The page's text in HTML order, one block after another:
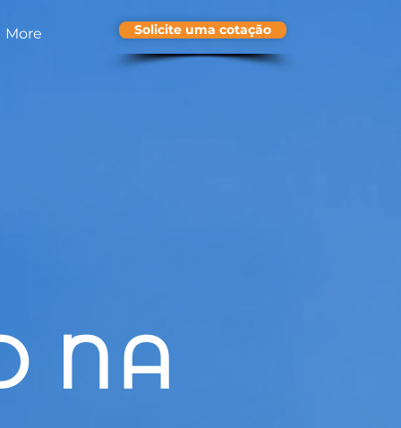
More Solicite uma cotação
NA